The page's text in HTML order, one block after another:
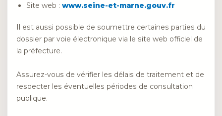
Site web : www.seine-et-marne.gouv.fr
Il est aussi possible de soumettre certaines parties du
dossier par voie électronique via le site web officiel de
la préfecture.
Assurez-vous de vérifier les délais de traitement et de
respecter les éventuelles périodes de consultation
publique.